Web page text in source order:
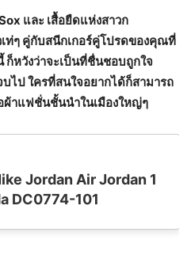
และ เสื้อยืดแห่งสาวก
เท่ๆ คู่กับสนีกเกอร์คู่โปรดของคุณที่
ก็หวังว่าจะเป็นที่ชื่นชอบถูกใจ
ไป ใครที่สนใจอยากได้ก็สามารถ
ผ้าแฟชั่นชั้นนำในเมืองใหญ่ๆ